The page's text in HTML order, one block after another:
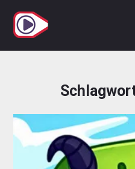
Inhalt
springen